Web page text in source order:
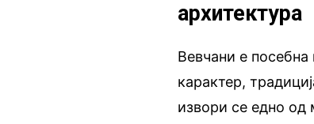
архитектура
Вевчани е посебна
карактер,
извори се едно од